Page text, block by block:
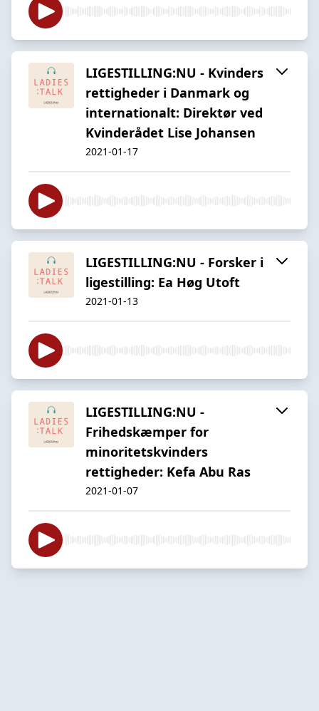
LIGESTILLING:NU - Kvinders
rettigheder i Danmark og
internationalt: Direktør ved
Kvinderådet Lise Johansen
2021-01-17
LIGESTILLING:NU - Forsker i
ligestilling: Ea Høg Utoft
2021-01-13
LIGESTILLING:NU -
Frihedskæmper for
minoritetskvinders
rettigheder: Kefa Abu Ras
2021-01-07